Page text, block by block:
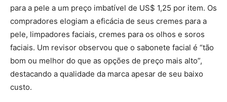
para a pele a um preço imbatível de US$ 1,25 por item. Os
compradores elogiam a eficácia de seus cremes para a
pele, limpadores faciais, cremes para os olhos e soros
faciais. Um revisor observou que o sabonete facial é “tão
bom ou melhor do que as opções de preço mais alto”,
destacando a qualidade da marca apesar de seu baixo
custo.